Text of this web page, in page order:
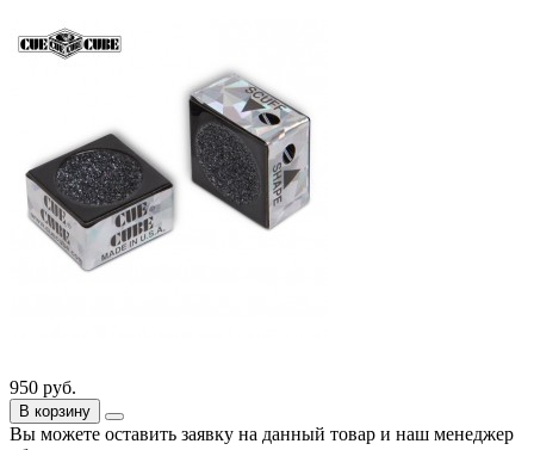
950 руб.
В корзину
Вы можете оставить заявку на данный товар и наш менеджер